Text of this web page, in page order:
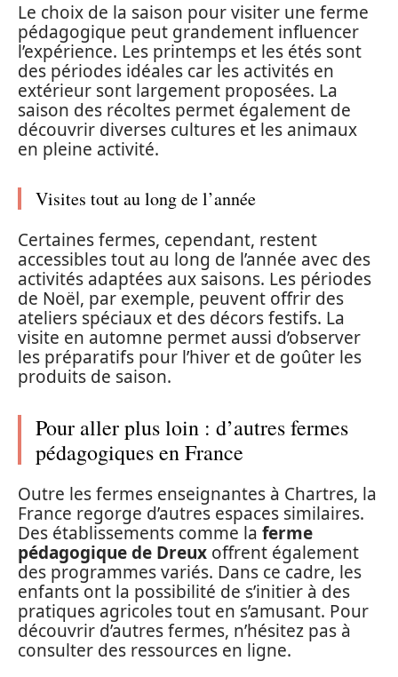
Le choix de la saison pour visiter une ferme
pédagogique peut grandement influencer
l’expérience. Les printemps et les étés sont
des périodes idéales car les activités en
extérieur sont largement proposées. La
saison des récoltes permet également de
découvrir diverses cultures et les animaux
en pleine activité.
Visites tout au long de l’année
Certaines fermes, cependant, restent
accessibles tout au long de l’année avec des
activités adaptées aux saisons. Les périodes
de Noël, par exemple, peuvent offrir des
ateliers spéciaux et des décors festifs. La
visite en automne permet aussi d’observer
les préparatifs pour l’hiver et de goûter les
produits de saison.
Pour aller plus loin : d’autres fermes
pédagogiques en France
Outre les fermes enseignantes à Chartres, la
France regorge d’autres espaces similaires.
Des établissements comme la ferme
pédagogique de Dreux offrent également
des programmes variés. Dans ce cadre, les
enfants ont la possibilité de s’initier à des
pratiques agricoles tout en s’amusant. Pour
découvrir d’autres fermes, n’hésitez pas à
consulter des ressources en ligne.